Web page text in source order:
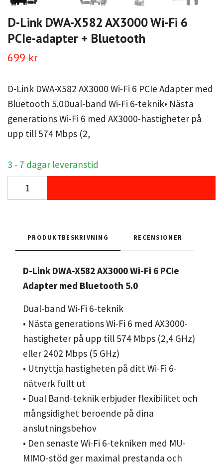
D-Link DWA-X582 AX3000 Wi-Fi 6
PCIe-adapter + Bluetooth
699 kr
D-Link DWA-X582 AX3000 Wi-Fi 6 PCIe Adapter med
Bluetooth 5.0Dual-band Wi-Fi 6-teknik• Nästa
generations Wi-Fi 6 med AX3000-hastigheter på
upp till 574 Mbps (2,
3 - 7 dagar leveranstid
PRODUKTBESKRIVNING RECENSIONER
D-Link DWA-X582 AX3000 Wi-Fi 6 PCIe
Adapter med Bluetooth 5.0
Dual-band Wi-Fi 6-teknik
• Nästa generations Wi-Fi 6 med AX3000-
hastigheter på upp till 574 Mbps (2,4 GHz)
eller 2402 Mbps (5 GHz)
• Utnyttja hastigheten på ditt Wi-Fi 6-
nätverk fullt ut
• Dual Band-teknik erbjuder flexibilitet och
mångsidighet beroende på dina
anslutningsbehov
• Den senaste Wi-Fi 6-tekniken med MU-
MIMO-stöd ger maximal prestanda och